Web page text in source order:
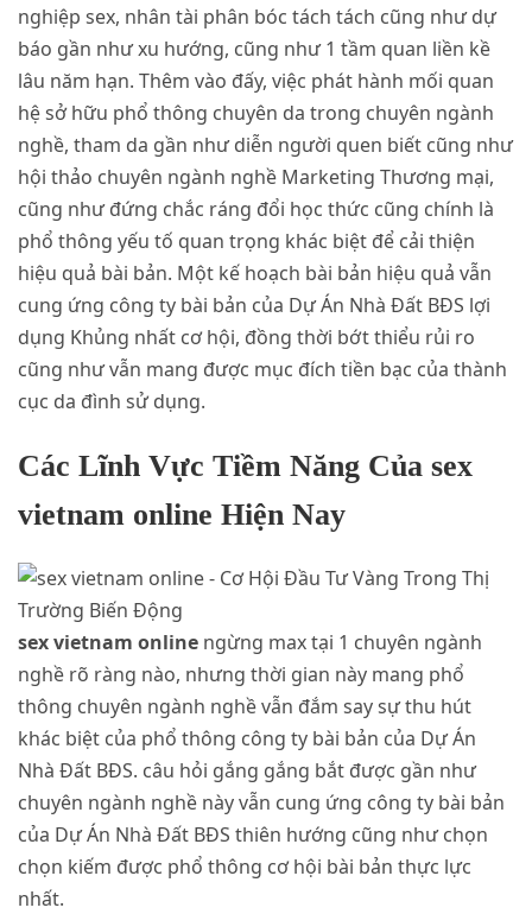
nghiệp sex, nhân tài phân bóc tách tách cũng như dự
báo gần như xu hướng, cũng như 1 tầm quan liền kề
lâu năm hạn. Thêm vào đấy, việc phát hành mối quan
hệ sở hữu phổ thông chuyên da trong chuyên ngành
nghề, tham da gần như diễn người quen biết cũng như
hội thảo chuyên ngành nghề Marketing Thương mại,
cũng như đứng chắc ráng đổi học thức cũng chính là
phổ thông yếu tố quan trọng khác biệt để cải thiện
hiệu quả bài bản. Một kế hoạch bài bản hiệu quả vẫn
cung ứng công ty bài bản của Dự Án Nhà Đất BĐS lợi
dụng Khủng nhất cơ hội, đồng thời bớt thiểu rủi ro
cũng như vẫn mang được mục đích tiền bạc của thành
cục da đình sử dụng.
Các Lĩnh Vực Tiềm Năng Của sex
vietnam online Hiện Nay
sex vietnam online ngừng max tại 1 chuyên ngành
nghề rõ ràng nào, nhưng thời gian này mang phổ
thông chuyên ngành nghề vẫn đắm say sự thu hút
khác biệt của phổ thông công ty bài bản của Dự Án
Nhà Đất BĐS. câu hỏi gắng gắng bắt được gần như
chuyên ngành nghề này vẫn cung ứng công ty bài bản
của Dự Án Nhà Đất BĐS thiên hướng cũng như chọn
chọn kiếm được phổ thông cơ hội bài bản thực lực
nhất.